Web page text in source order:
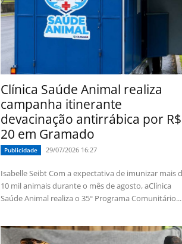
Clínica Saúde Animal realiza
campanha itinerante
devacinação antirrábica por R$
20 em Gramado
Publicidade 29/07/2026 16:27
Isabelle Seibt Com a expectativa de imunizar mais de
10 mil animais durante o mês de agosto, aClínica
Saúde Animal realiza o 35º Programa Comunitário...